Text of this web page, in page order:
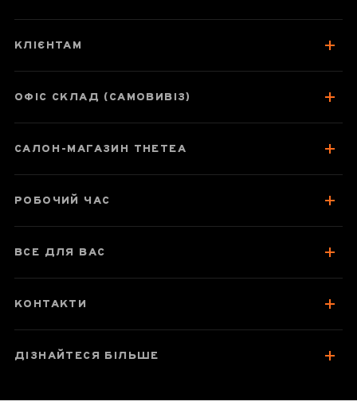
Паспорт товару
Про чай
КЛІЄНТАМ
ОФІС СКЛАД (САМОВИВІЗ)
САЛОН-МАГАЗИН THETEA
РОБОЧИЙ ЧАС
ВСЕ ДЛЯ ВАС
КОНТАКТИ
ДІЗНАЙТЕСЯ БІЛЬШЕ